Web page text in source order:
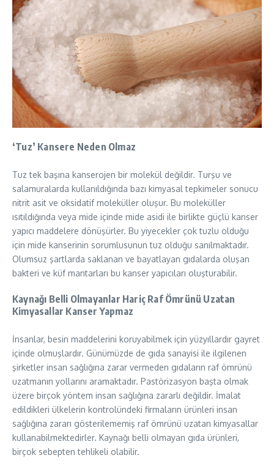
‘Tuz’ Kansere Neden Olmaz
Tuz tek başına kanserojen bir molekül değildir. Turşu ve
salamuralarda kullanıldığında bazı kimyasal tepkimeler sonucu
nitrit asit ve oksidatif moleküller oluşur. Bu moleküller
ısıtıldığında veya mide içinde mide asidi ile birlikte güçlü kanser
yapıcı maddelere dönüşürler. Bu yiyecekler çok tuzlu olduğu
için mide kanserinin sorumlusunun tuz olduğu sanılmaktadır.
Olumsuz şartlarda saklanan ve bayatlayan gıdalarda oluşan
bakteri ve küf mantarları bu kanser yapıcıları oluşturabilir.
Kaynağı Belli Olmayanlar Hariç Raf Ömrünü Uzatan
Kimyasallar Kanser Yapmaz
İnsanlar, besin maddelerini koruyabilmek için yüzyıllardır gayret
içinde olmuşlardır. Günümüzde de gıda sanayisi ile ilgilenen
şirketler insan sağlığına zarar vermeden gıdaların raf ömrünü
uzatmanın yollarını aramaktadır. Pastörizasyon başta olmak
üzere birçok yöntem insan sağlığına zararlı değildir. İmalat
edildikleri ülkelerin kontrolündeki firmaların ürünleri insan
sağlığına zararı gösterilememiş raf ömrünü uzatan kimyasallar
kullanabilmektedirler. Kaynağı belli olmayan gıda ürünleri,
birçok sebepten tehlikeli olabilir.